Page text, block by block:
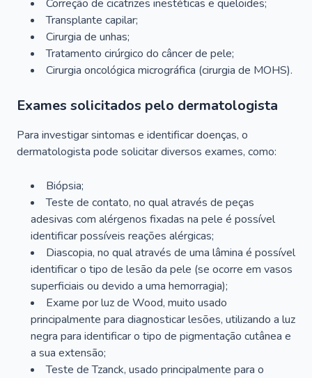
Correção de cicatrizes inestéticas e queloides;
Transplante capilar;
Cirurgia de unhas;
Tratamento cirúrgico do câncer de pele;
Cirurgia oncológica micrográfica (cirurgia de MOHS).
Exames solicitados pelo dermatologista
Para investigar sintomas e identificar doenças, o
dermatologista pode solicitar diversos exames, como:
Biópsia;
Teste de contato, no qual através de peças
adesivas com alérgenos fixadas na pele é possível
identificar possíveis reações alérgicas;
Diascopia, no qual através de uma lâmina é possível
identificar o tipo de lesão da pele (se ocorre em vasos
superficiais ou devido a uma hemorragia);
Exame por luz de Wood, muito usado
principalmente para diagnosticar lesões, utilizando a luz
negra para identificar o tipo de pigmentação cutânea e
a sua extensão;
Teste de Tzanck, usado principalmente para o